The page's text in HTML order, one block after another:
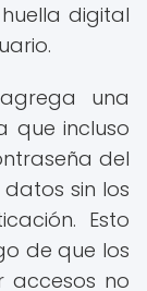
digital
una
que incluso
del
sin los
Esto
de que los
accesos no